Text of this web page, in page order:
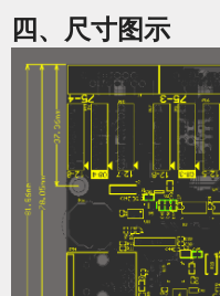
四、尺寸图示